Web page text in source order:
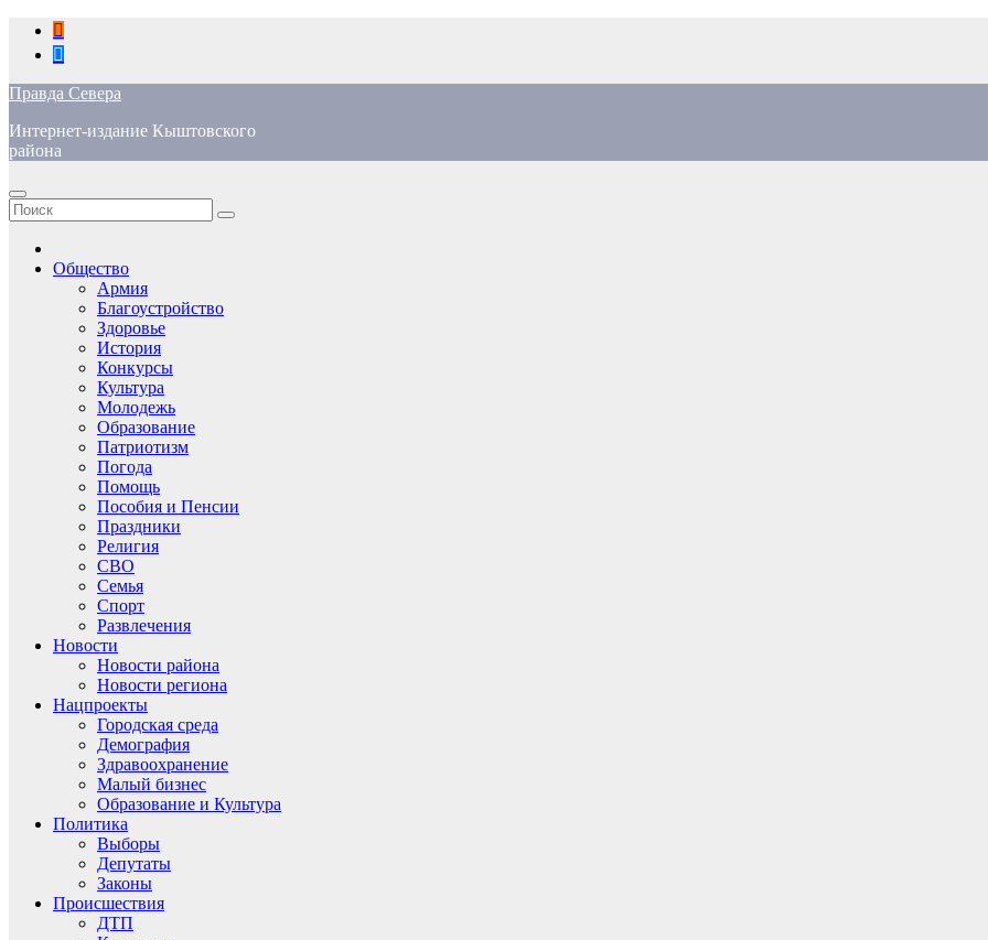
Перейти
содержимому
Правда Севера
Интернет-издание Кыштовского
района
Общество
Армия
Благоустройство
Здоровье
История
Конкурсы
Культура
Молодежь
Образование
Патриотизм
Погода
Помощь
Пособия и Пенсии
Праздники
Религия
СВО
Семья
Спорт
Развлечения
Новости
Новости района
Новости региона
Нацпроекты
Городская среда
Демография
Здравоохранение
Малый бизнес
Образование и Культура
Политика
Выборы
Депутаты
Законы
Происшествия
ДТП